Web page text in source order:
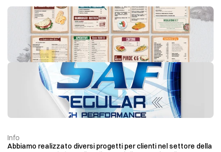
Info
Abbiamo realizzato diversi progetti per clienti nel settore della